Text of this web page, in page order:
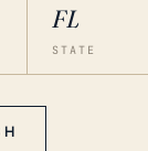
FL
STATE